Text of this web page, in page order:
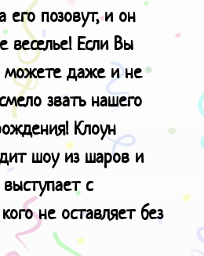
его позовут, и он
веселье! Если Вы
можете даже и не
звать нашего
Клоун
шоу из шаров и
с
не оставляет без